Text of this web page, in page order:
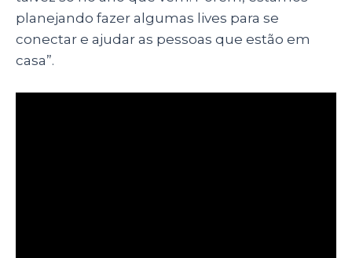
planejando fazer algumas lives para se
conectar e ajudar as pessoas que estão em
casa”.